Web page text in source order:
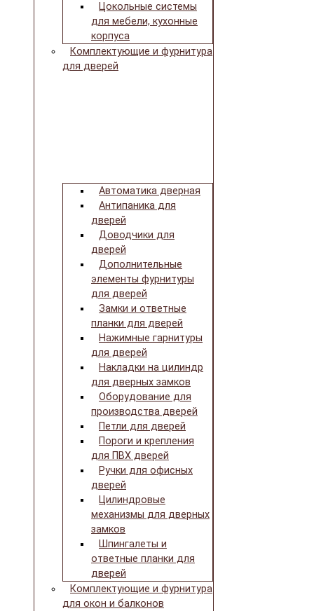
Цокольные системы
для мебели, кухонные
корпуса
Комплектующие и фурнитура
для дверей
Автоматика дверная
Антипаника для
дверей
Доводчики для
дверей
Дополнительные
элементы фурнитуры
для дверей
Замки и ответные
планки для дверей
Нажимные гарнитуры
для дверей
Накладки на цилиндр
для дверных замков
Оборудование для
производства дверей
Петли для дверей
Пороги и крепления
для ПВХ дверей
Ручки для офисных
дверей
Цилиндровые
механизмы для дверных
замков
Шпингалеты и
ответные планки для
дверей
Комплектующие и фурнитура
для окон и балконов